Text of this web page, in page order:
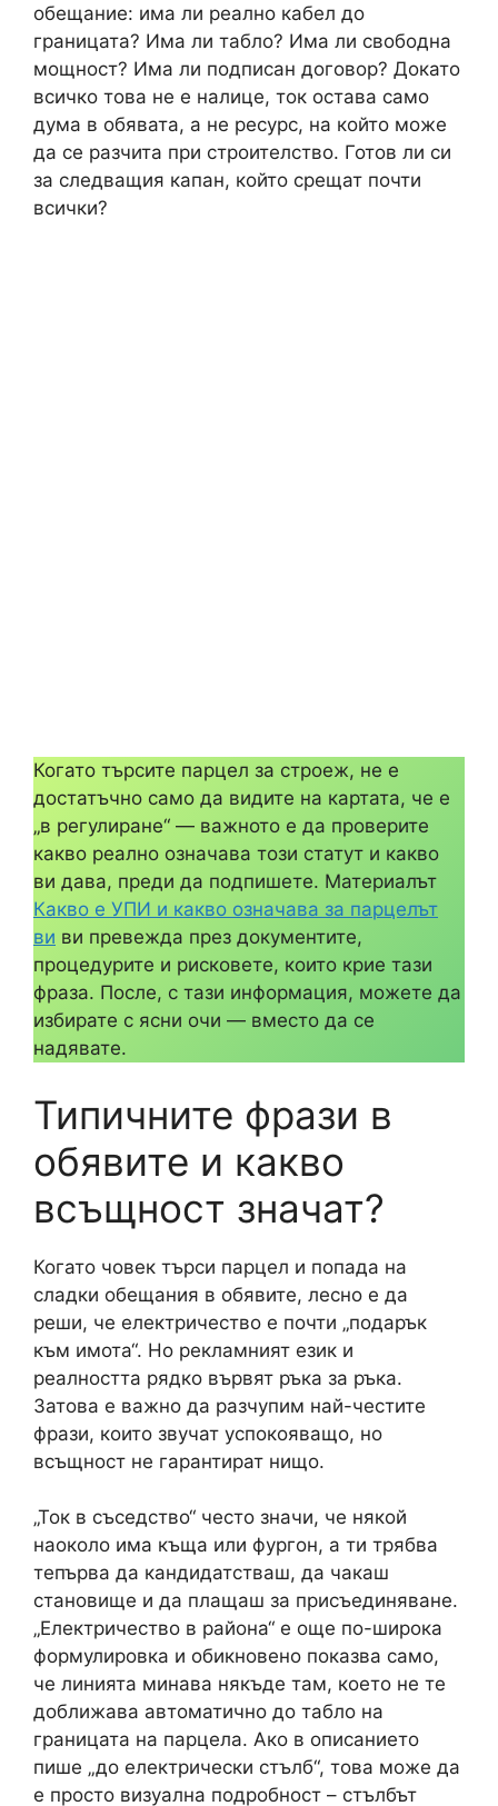
обещание: има ли реално кабел до
границата? Има ли табло? Има ли свободна
мощност? Има ли подписан договор? Докато
всичко това не е налице, ток остава само
дума в обявата, а не ресурс, на който може
да се разчита при строителство. Готов ли си
за следващия капан, който срещат почти
всички?
Когато търсите парцел за строеж, не е
достатъчно само да видите на картата, че е
„в регулиране“ — важното е да проверите
какво реално означава този статут и какво
ви дава, преди да подпишете. Материалът
Какво е УПИ и какво означава за парцелът
ви ви превежда през документите,
процедурите и рисковете, които крие тази
фраза. После, с тази информация, можете да
избирате с ясни очи — вместо да се
надявате.
Типичните фрази в
обявите и какво
всъщност значат?
Когато човек търси парцел и попада на
сладки обещания в обявите, лесно е да
реши, че електричество е почти „подарък
към имота“. Но рекламният език и
реалността рядко вървят ръка за ръка.
Затова е важно да разчупим най-честите
фрази, които звучат успокояващо, но
всъщност не гарантират нищо.
„Ток в съседство“ често значи, че някой
наоколо има къща или фургон, а ти трябва
тепърва да кандидатстваш, да чакаш
становище и да плащаш за присъединяване.
„Електричество в района“ е още по-широка
формулировка и обикновено показва само,
че линията минава някъде там, което не те
доближава автоматично до табло на
границата на парцела. Ако в описанието
пише „до електрически стълб“, това може да
е просто визуална подробност – стълбът